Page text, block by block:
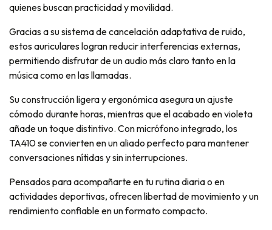
quienes buscan practicidad y movilidad.
Gracias a su sistema de cancelación adaptativa de ruido,
estos auriculares logran reducir interferencias externas,
permitiendo disfrutar de un audio más claro tanto en la
música como en las llamadas.
Su construcción ligera y ergonómica asegura un ajuste
cómodo durante horas, mientras que el acabado en violeta
añade un toque distintivo. Con micrófono integrado, los
TA410 se convierten en un aliado perfecto para mantener
conversaciones nítidas y sin interrupciones.
Pensados para acompañarte en tu rutina diaria o en
actividades deportivas, ofrecen libertad de movimiento y un
rendimiento confiable en un formato compacto.